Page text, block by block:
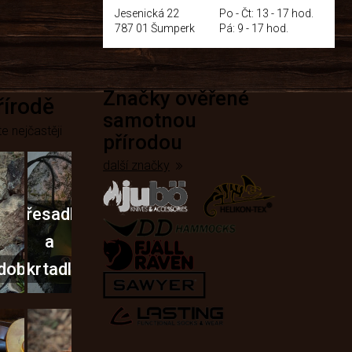
Jesenická 22
787 01 Šumperk
Po - Čt: 13 - 17 hod.
Pá: 9 - 17 hod.
nejčastěji
Křesadla
a
škrtadla
Značky ověřené
samotnou
přírodou
další značky